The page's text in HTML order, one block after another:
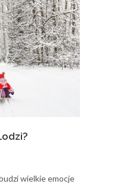
wielkie emocje